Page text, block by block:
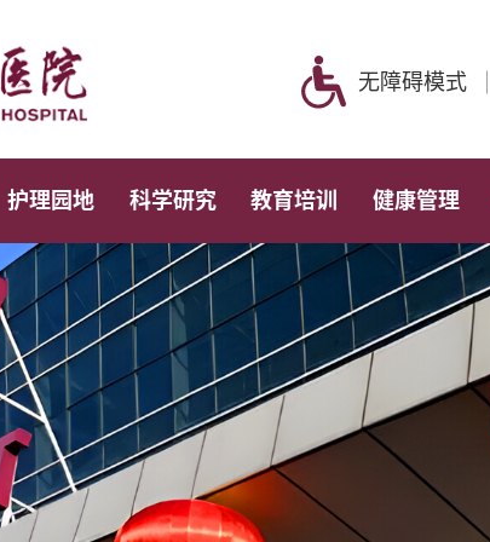
无障碍模式
护理园地 科学研究 教育培训 健康管理